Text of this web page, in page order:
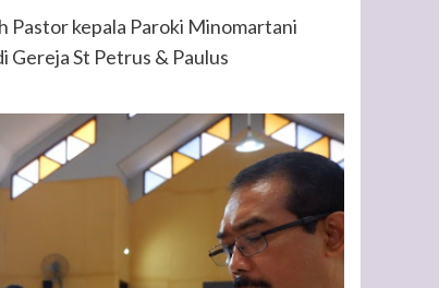
Pastor kepala Paroki Minomartani
Gereja St Petrus & Paulus